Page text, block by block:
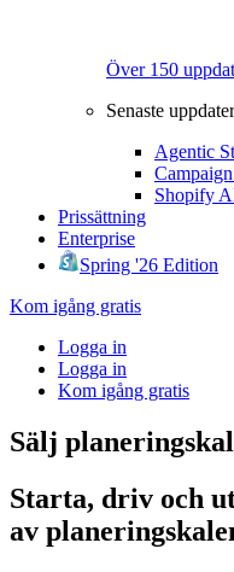
Över 150
Senaste
Agentic
Shopify
Prissättning
Enterprise
Spring '26 Edition
Kom igång gratis
Logga in
Logga in
Kom igång gratis
Sälj
Starta, driv och
av